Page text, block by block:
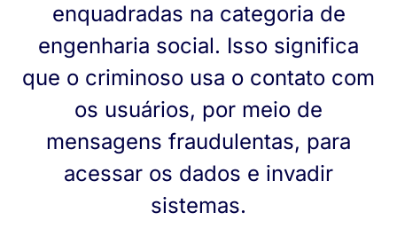
enquadradas na categoria de
engenharia social. Isso significa
que o criminoso usa o contato com
os usuários, por meio de
mensagens fraudulentas, para
acessar os dados e invadir
sistemas.